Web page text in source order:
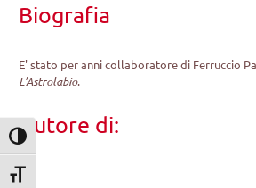
Attiva/disattiva alto contrasto
Attiva/disattiva dimensione testo
Biografia
E' stato per anni collaboratore di Ferruccio
L’Astrolabio.
Autore di: